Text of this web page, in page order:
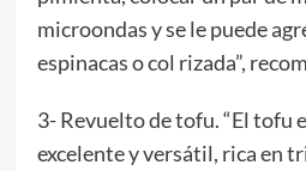
microondas y se le puede
espinacas o col rizada”,
3- Revuelto de tofu. “El tofu
excelente y versátil, rica en